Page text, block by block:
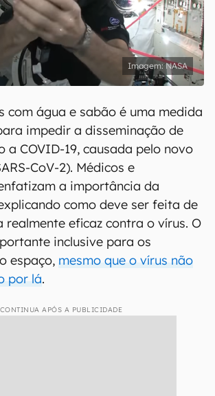
NASA
com água e sabão é uma medida
impedir a disseminação de
a COVID-19, causada pelo novo
CoV-2). Médicos e
a importância da
como deve ser feita de
realmente eficaz contra o vírus. O
inclusive para os
espaço, mesmo que o vírus não
por lá.
CONTINUA APÓS A PUBLICIDADE